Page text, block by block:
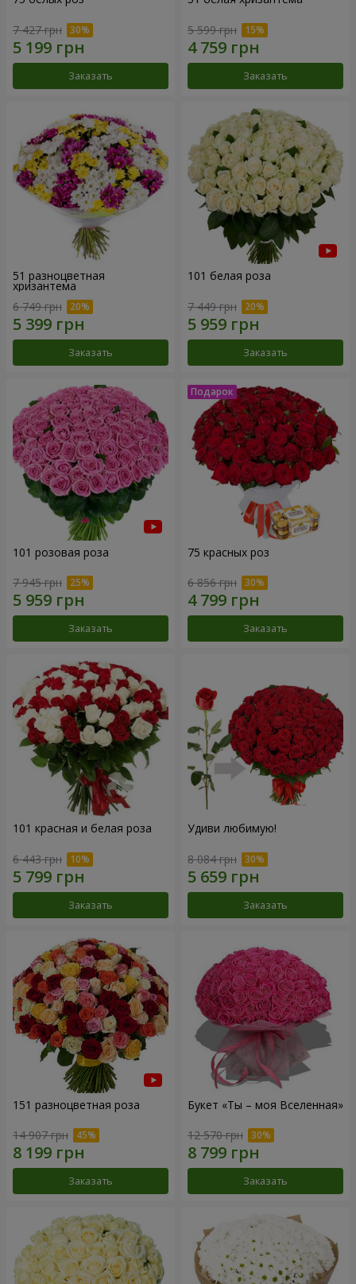
7 427 грн
Заказать
5 599 грн
Заказать
51 разноцветная
хризантема
6 749 грн
Заказать
101 белая роза
7 449 грн
Заказать
101 розовая роза
7 945 грн
Заказать
75 красных роз
6 856 грн
Заказать
101 красная и белая роза
6 443 грн
Заказать
Удиви любимую!
8 084 грн
Заказать
151 разноцветная роза
14 907 грн
Заказать
Букет «Ты – моя Вселенная»
12 570 грн
Заказать